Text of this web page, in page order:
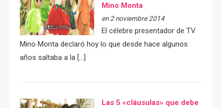
Mino Monta
en 2 noviembre 2014
El célebre presentador de TV
Mino Monta declaró hoy lo que desde hace algunos
años saltaba a la […]
Las 5 «cláusulas» que debe